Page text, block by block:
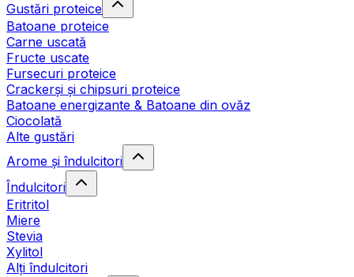
Gustări proteice
Batoane proteice
Carne uscată
Fructe uscate
Fursecuri proteice
Crackerși și chipsuri proteice
Batoane energizante & Batoane din ovăz
Ciocolată
Alte gustări
Arome și îndulcitori
Îndulcitori
Eritritol
Miere
Stevia
Xylitol
Alți îndulcitori